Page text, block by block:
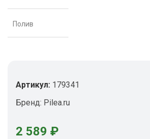
Полив
Артикул: 179341
Бренд: Pilea.ru
2 589 ₽